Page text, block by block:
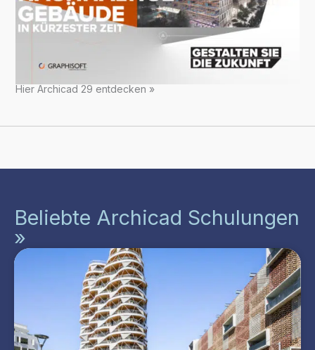
Hier Archicad 29 entdecken »
Beliebte Archicad Schulungen
»